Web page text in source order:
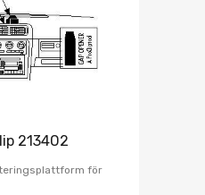
213402
för